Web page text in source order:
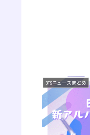
BTSニュースまとめ